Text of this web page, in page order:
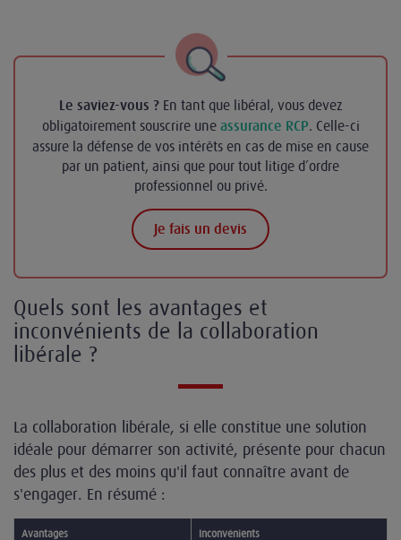
Le saviez-vous ?En tant que libéral, vous devez
obligatoirement souscrire une assurance RCP. Celle-ci
assure la défense de vos intérêts en cas de mise en cause
par un patient, ainsi que pour tout litige d’ordre
professionnel ou privé.
Je fais un devis
Quels sont les avantages et
inconvénients de la collaboration
libérale ?
La collaboration libérale, si elle constitue une solution
idéale pour démarrer son activité, présente pour chacun
des plus et des moins qu'il faut connaître avant de
s'engager. En résumé :
Avantages Inconvénients